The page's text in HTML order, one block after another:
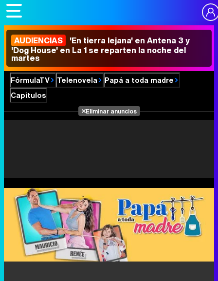
AUDIENCIAS 'En tierra lejana' en Antena 3 y
'Dog House' en La 1 se reparten la noche del
martes
FórmulaTV Telenovela
Papá a toda madre
Capítulos
Eliminar anuncios